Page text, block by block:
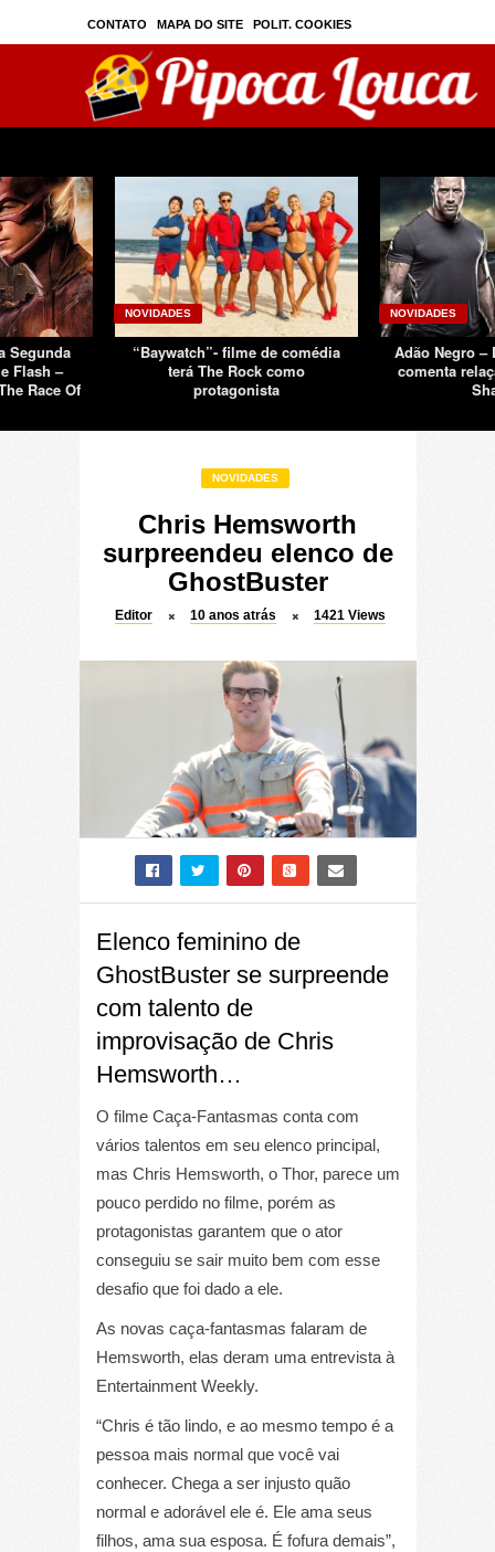
CONTATO MAPA DO SITE POLIT. COOKIES
PRIVAC./SEGURANÇA
Segunda
Flash –
Race Of
NOVIDADES
“Baywatch”- filme de comédia
terá The Rock como
protagonista
NOVIDADES
Adão Negro –
comenta
NOVIDADES
Chris Hemsworth
surpreendeu elenco de
GhostBuster
Editor 10 anos atrás 1421 Views
Elenco feminino de
GhostBuster se surpreende
com talento de
improvisação de Chris
Hemsworth…
O filme Caça-Fantasmas conta com
vários talentos em seu elenco principal,
mas Chris Hemsworth, o Thor, parece um
pouco perdido no filme, porém as
protagonistas garantem que o ator
conseguiu se sair muito bem com esse
desafio que foi dado a ele.
As novas caça-fantasmas falaram de
Hemsworth, elas deram uma entrevista à
Entertainment Weekly.
“Chris é tão lindo, e ao mesmo tempo é a
pessoa mais normal que você vai
conhecer. Chega a ser injusto quão
normal e adorável ele é. Ele ama seus
filhos, ama sua esposa. É fofura demais”,